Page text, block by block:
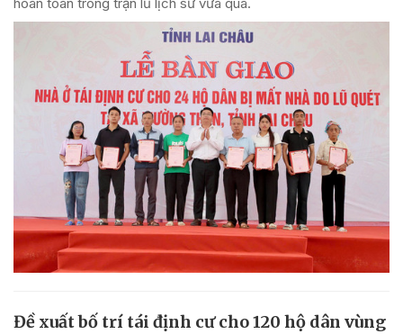
Đề xuất bố trí tái định cư cho 120 hộ dân vùng